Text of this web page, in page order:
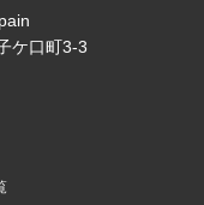
ケ口町3-3